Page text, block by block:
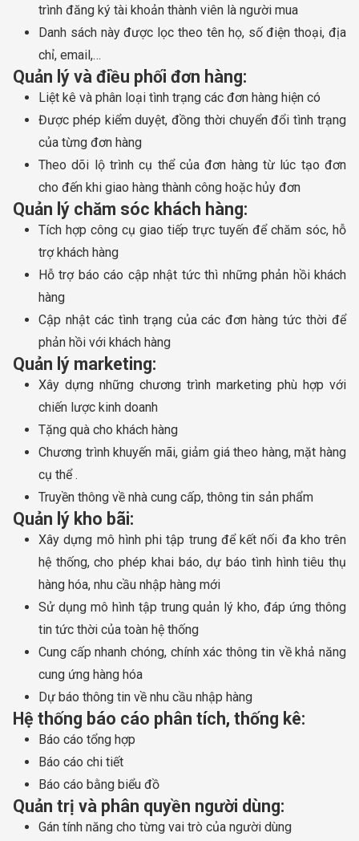
trình đăng ký tài khoản thành viên là người mua
Danh sách này được lọc theo tên họ, số điện thoại, địa
chỉ, email,…
Quản lý và điều phối đơn hàng:
Liệt kê và phân loại tình trạng các đơn hàng hiện có
Được phép kiểm duyệt, đồng thời chuyển đổi tình trạng
của từng đơn hàng
Theo dõi lộ trình cụ thể của đơn hàng từ lúc tạo đơn
cho đến khi giao hàng thành công hoặc hủy đơn
Quản lý chăm sóc khách hàng:
Tích hợp công cụ giao tiếp trực tuyến để chăm sóc, hỗ
trợ khách hàng
Hỗ trợ báo cáo cập nhật tức thì những phản hồi khách
hàng
Cập nhật các tình trạng của các đơn hàng tức thời để
phản hồi với khách hàng
Quản lý marketing:
Xây dựng những chương trình marketing phù hợp với
chiến lược kinh doanh
Tặng quà cho khách hàng
Chương trình khuyến mãi, giảm giá theo hàng, mặt hàng
cụ thể .
Truyền thông về nhà cung cấp, thông tin sản phẩm
Quản lý kho bãi:
Xây dựng mô hình phi tập trung để kết nối đa kho trên
hệ thống, cho phép khai báo, dự báo tình hình tiêu thụ
hàng hóa, nhu cầu nhập hàng mới
Sử dụng mô hình tập trung quản lý kho, đáp ứng thông
tin tức thời của toàn hệ thống
Cung cấp nhanh chóng, chính xác thông tin về khả năng
cung ứng hàng hóa
Dự báo thông tin về nhu cầu nhập hàng
Hệ thống báo cáo phân tích, thống kê:
Báo cáo tổng hợp
Báo cáo chi tiết
Báo cáo bằng biểu đồ
Quản trị và phân quyền người dùng:
Gán tính năng cho từng vai trò của người dùng